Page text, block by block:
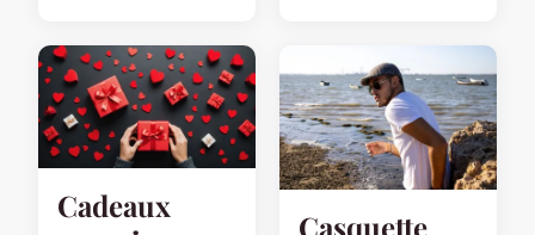
Cadeaux
Casquette